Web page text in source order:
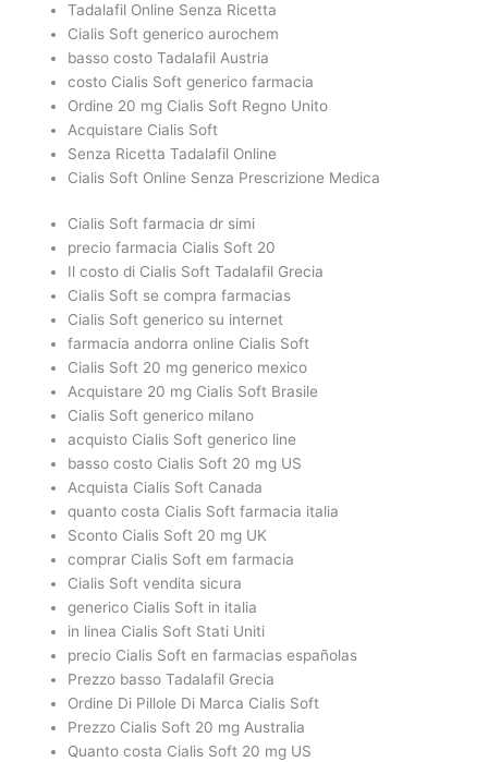
Tadalafil Online Senza Ricetta
Cialis Soft generico aurochem
basso costo Tadalafil Austria
costo Cialis Soft generico farmacia
Ordine 20 mg Cialis Soft Regno Unito
Acquistare Cialis Soft
Senza Ricetta Tadalafil Online
Cialis Soft Online Senza Prescrizione Medica
Cialis Soft farmacia dr simi
precio farmacia Cialis Soft 20
Il costo di Cialis Soft Tadalafil Grecia
Cialis Soft se compra farmacias
Cialis Soft generico su internet
farmacia andorra online Cialis Soft
Cialis Soft 20 mg generico mexico
Acquistare 20 mg Cialis Soft Brasile
Cialis Soft generico milano
acquisto Cialis Soft generico line
basso costo Cialis Soft 20 mg US
Acquista Cialis Soft Canada
quanto costa Cialis Soft farmacia italia
Sconto Cialis Soft 20 mg UK
comprar Cialis Soft em farmacia
Cialis Soft vendita sicura
generico Cialis Soft in italia
in linea Cialis Soft Stati Uniti
precio Cialis Soft en farmacias españolas
Prezzo basso Tadalafil Grecia
Ordine Di Pillole Di Marca Cialis Soft
Prezzo Cialis Soft 20 mg Australia
Quanto costa Cialis Soft 20 mg US